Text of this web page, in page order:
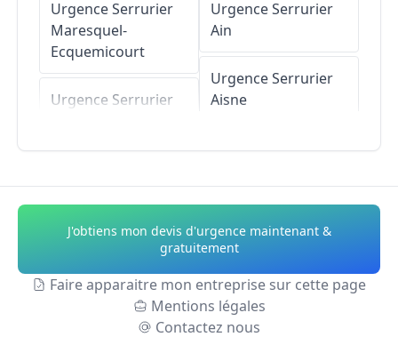
Urgence Serrurier
Maresquel-
Ecquemicourt
Urgence Serrurier
Urgence Serrurier
Urgence Serrurier
Campagne-lès-
Urgence Serrurier
Ain
Urgence Serrurier
Aisne
Urgence Serrurier
Alpes-de-Haute-
Urgence Serrurier
Hautes-Alpes
J'obtiens mon devis d'urgence maintenant &
gratuitement
Faire apparaitre mon entreprise sur cette page
Mentions légales
Contactez nous